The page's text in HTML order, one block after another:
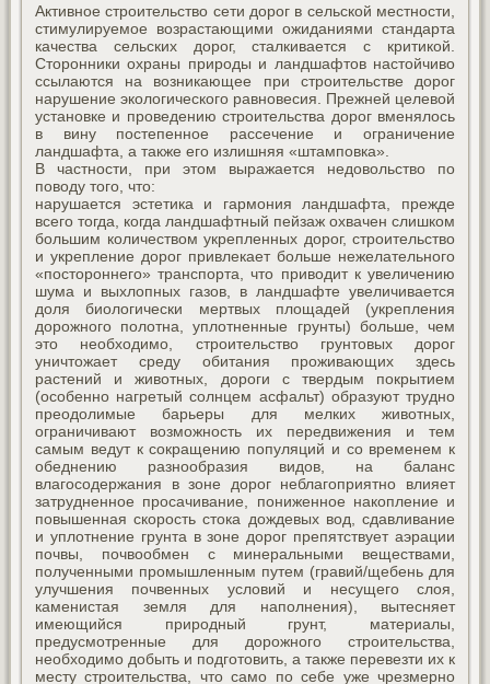
Активное строительство сети дорог в сельской местности,
стимулируемое возрастающими ожиданиями стандарта
качества сельских дорог, сталкивается с критикой.
Сторонники охраны природы и ландшафтов настойчиво
ссылаются на возникающее при строительстве дорог
нарушение экологического равновесия. Прежней целевой
установке и проведению строительства дорог вменялось
в вину постепенное рассечение и ограничение
ландшафта, а также его излишняя «штамповка».
В частности, при этом выражается недовольство по
поводу того, что:
нарушается эстетика и гармония ландшафта, прежде
всего тогда, когда ландшафтный пейзаж охвачен слишком
большим количеством укрепленных дорог, строительство
и укрепление дорог привлекает больше нежелательного
«постороннего» транспорта, что приводит к увеличению
шума и выхлопных газов, в ландшафте увеличивается
доля биологически мертвых площадей (укрепления
дорожного полотна, уплотненные грунты) больше, чем
это необходимо, строительство грунтовых дорог
уничтожает среду обитания проживающих здесь
растений и животных, дороги с твердым покрытием
(особенно нагретый солнцем асфальт) образуют трудно
преодолимые барьеры для мелких животных,
ограничивают возможность их передвижения и тем
самым ведут к сокращению популяций и со временем к
обеднению разнообразия видов, на баланс
влагосодержания в зоне дорог неблагоприятно влияет
затрудненное просачивание, пониженное накопление и
повышенная скорость стока дождевых вод, сдавливание
и уплотнение грунта в зоне дорог препятствует аэрации
почвы, почвообмен с минеральными веществами,
полученными промышленным путем (гравий/щебень для
улучшения почвенных условий и несущего слоя,
каменистая земля для наполнения), вытесняет
имеющийся природный грунт, материалы,
предусмотренные для дорожного строительства,
необходимо добыть и подготовить, а также перевезти их к
месту строительства, что само по себе уже чрезмерно